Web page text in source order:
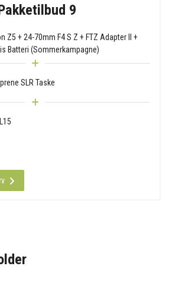
9
Z5 + 24-70mm F4 S Z + FTZ Adapter II +
Batteri (Sommerkampagne)
SLR Taske